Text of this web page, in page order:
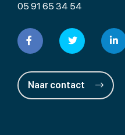
05 91 65 34 54
Naar contact